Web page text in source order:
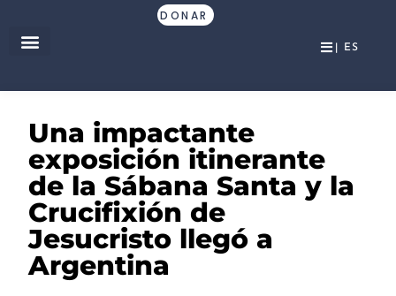
DONAR
| ES
Una impactante
exposición itinerante
de la Sábana Santa y la
Crucifixión de
Jesucristo llegó a
Argentina